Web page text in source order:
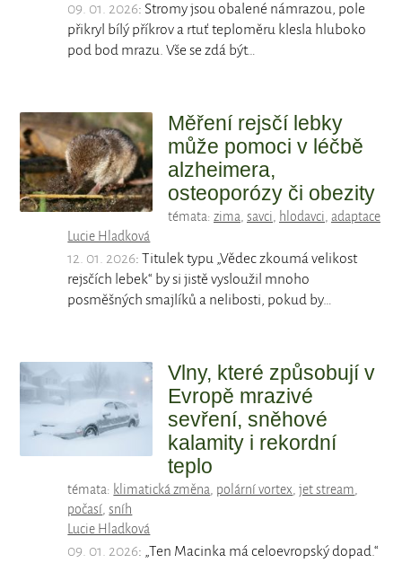
09. 01. 2026: Stromy jsou obalené námrazou, pole
přikryl bílý příkrov a rtuť teploměru klesla hluboko
pod bod mrazu. Vše se zdá být…
Měření rejsčí lebky
může pomoci v léčbě
alzheimera,
osteoporózy či obezity
témata: zima, savci, hlodavci, adaptace
Lucie Hladková
12. 01. 2026: Titulek typu „Vědec zkoumá velikost
rejsčích lebek“ by si jistě vysloužil mnoho
posměšných smajlíků a nelibosti, pokud by…
Vlny, které způsobují v
Evropě mrazivé
sevření, sněhové
kalamity i rekordní
teplo
témata: klimatická změna, polární vortex,jet stream,
počasí,sníh
Lucie Hladková
09. 01. 2026: „Ten Macinka má celoevropský dopad.“